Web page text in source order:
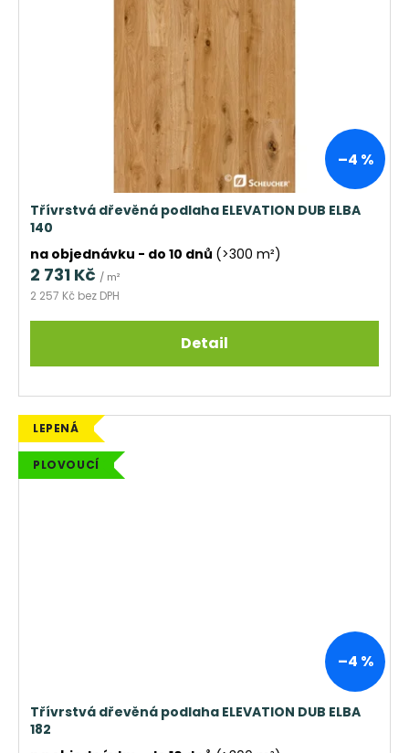
–4 %
Třívrstvá dřevěná podlaha ELEVATION DUB ELBA
140
na objednávku - do 10 dnů (>300 m²)
2 257 Kč bez DPH
2 731 Kč / m²
Detail
LEPENÁ
PLOVOUCÍ
–4 %
Třívrstvá dřevěná podlaha ELEVATION DUB ELBA
182